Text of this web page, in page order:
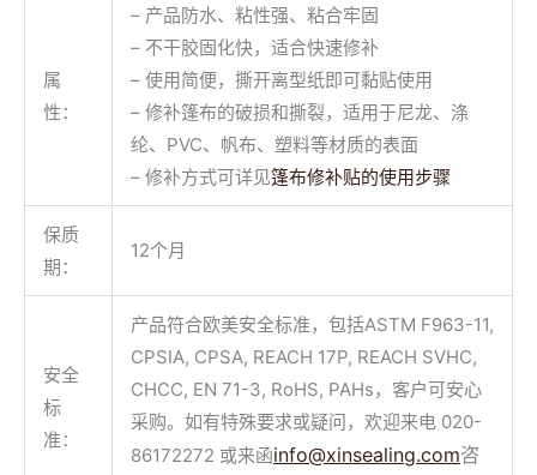
属
性：
– 产品防水、粘性强、粘合牢固
– 不干胶固化快，适合快速修补
– 使用简便，撕开离型纸即可黏贴使用
– 修补篷布的破损和撕裂，适用于尼龙、涤
纶、PVC、帆布、塑料等材质的表面
– 修补方式可详见篷布修补贴的使用步骤
保质
期：
12个月
安全
标
准：
产品符合欧美安全标准，包括ASTM F963-11,
CPSIA, CPSA, REACH 17P, REACH SVHC,
CHCC, EN 71-3, RoHS, PAHs，客户可安心
采购。如有特殊要求或疑问，欢迎来电 020-
86172272 或来函info@xinsealing.com咨